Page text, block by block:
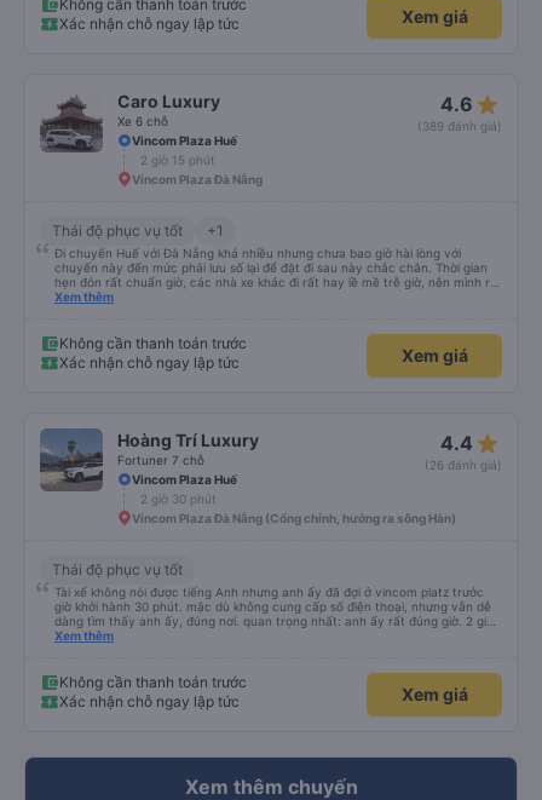
Không cần thanh toán trước
Xác nhận chỗ ngay lập tức
Xem giá
Caro Luxury
Xe 6 chỗ
4.6 star_rate
(389 đánh giá)
Vincom Plaza Huế
2 giờ 15 phút
Vincom Plaza Đà Nẵng
Thái độ phục vụ tốt +1
Đi chuyến Huế với Đà Nẵng khá nhiều nhưng chưa bao giờ hài lòng với
chuyến này đến mức phải lưu số lại để đặt đi sau này chắc chắn. Thời gian
hẹn đón rất chuẩn giờ, các nhà xe khác đi rất hay lề mề trễ giờ, nên mình rất
bất ngờ với sự đúng giờ của xe. Xe ngồi sạch sẽ, chạy khá êm, thơm tho mùi
thấy tài xế chạy tuân thủ biến báo giới hạn tốc độ, ko sử dụng điện thoại khi
lái xe và rất tập trung, chuyển làn từ tốn và quan sát kỹ. Đón mình đi từ Đà
Nẵng 2:30 thì trả tại nhà lúc 5:00, trải nghiệm tốt nhất trong các nhà xe đã
Xem thêm
Không cần thanh toán trước
Xác nhận chỗ ngay lập tức
Xem giá
Hoàng Trí Luxury
Fortuner 7 chỗ
4.4 star_rate
(26 đánh giá)
Vincom Plaza Huế
2 giờ 30 phút
Vincom Plaza Đà Nẵng (Cổng chính, hướng ra sông Hàn)
Thái độ phục vụ tốt
Tài xế không nói được tiếng Anh nhưng anh ấy đã đợi ở vincom platz trước
giờ khởi hành 30 phút. mặc dù không cung cấp số điện thoại, nhưng vẫn dễ
dàng tìm thấy anh ấy, đúng nơi. quan trọng nhất: anh ấy rất đúng giờ. 2 giờ
15 phút đến khách sạn của chúng tôi ở Đà Nẵng. tôi muốn boa tiền cho anh
Xem thêm
Không cần thanh toán trước
Xác nhận chỗ ngay lập tức
Xem giá
Xem thêm chuyến